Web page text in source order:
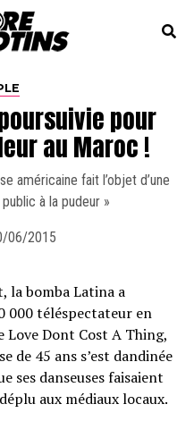
pour
au Maroc !
américaine fait l’objet d’une
à la pudeur »
06/2015
la bomba Latina a
000 téléspectateur en
Love Dont Cost A Thing,
de 45 ans s’est dandinée
ses danseuses faisaient
aux médiaux locaux.